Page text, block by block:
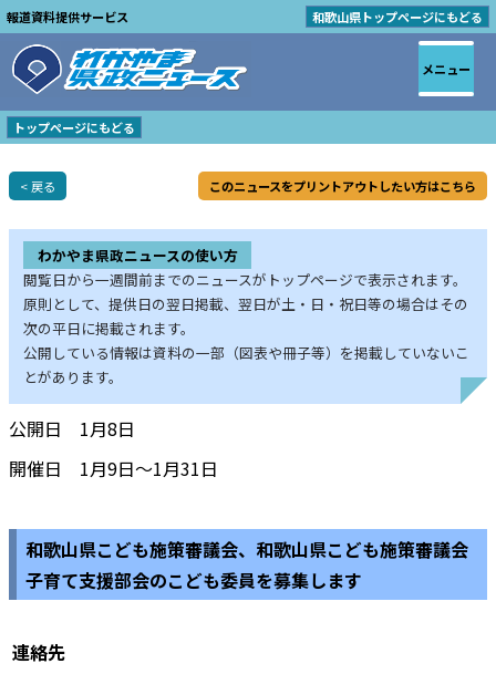
報道資料提供サービス 和歌山県トップページにもどる
トップページにもどる
< 戻る このニュースをプリントアウトしたい方はこちら
わかやま県政ニュースの使い方
閲覧日から一週間前までのニュースがトップページで表示されます。
原則として、提供日の翌日掲載、翌日が土・日・祝日等の場合はその
次の平日に掲載されます。
公開している情報は資料の一部（図表や冊子等）を掲載していないこ
とがあります。
公開日 1月8日
開催日 1月9日～1月31日
和歌山県こども施策審議会、和歌山県こども施策審議会
子育て支援部会のこども委員を募集します
連絡先
メニュー